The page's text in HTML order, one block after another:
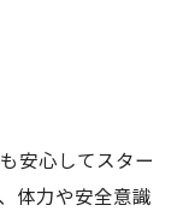
安心してスター
体力や安全意識